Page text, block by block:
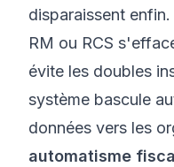
disparaissent
RM ou RCS
évite les doubles
système bascule
données vers les
automatisme